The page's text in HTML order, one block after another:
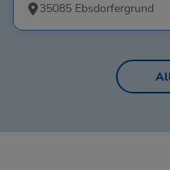
35085 Ebsdorfergrund